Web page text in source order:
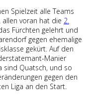
Spielzeit alle Teams
voran hat die 2.
Fürchten gelehrt und
gegen ehemalige
gekürt. Auf den
Manier
sind Quatsch, und so
gegen den
Liga an den Start.